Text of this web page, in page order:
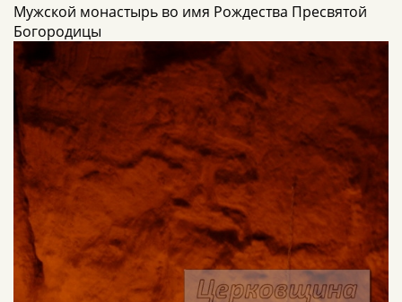
Мужской монастырь во имя Рождества Пресвятой
Богородицы